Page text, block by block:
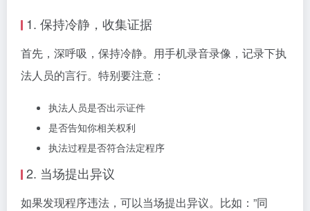
1. 保持冷静，收集证据
首先，深呼吸，保持冷静。用手机录音录像，记录下执
法人员的言行。特别要注意：
执法人员是否出示证件
是否告知你相关权利
执法过程是否符合法定程序
2. 当场提出异议
如果发现程序违法，可以当场提出异议。比如：”同